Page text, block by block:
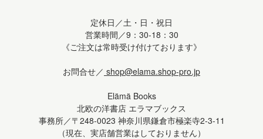
定休日／土・日・祝日
営業時間／9：30-18：30
《ご注文は常時受け付けております》
お問合せ／ shop@elama.shop-pro.jp
Elämä Books
北欧の洋書店 エラマブックス
事務所／〒248-0023 神奈川県鎌倉市極楽寺2-3-11
（現在、実店舗営業はしておりません）